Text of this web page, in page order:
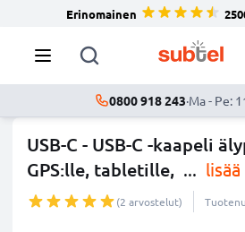
Erinomainen
0800 918 243·Ma - Pe:
USB-C - USB-C -kaapeli
GPS:lle, tabletille, ... lisää
(2 arvostelut)